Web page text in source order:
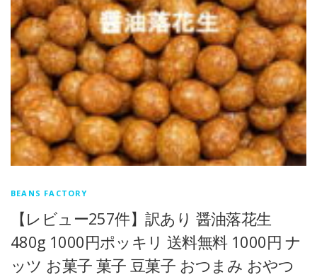
BEANS FACTORY
【レビュー257件】訳あり 醤油落花生
480g 1000円ポッキリ 送料無料 1000円 ナ
ッツ お菓子 菓子 豆菓子 おつまみ おやつ